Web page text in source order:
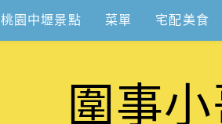
桃園中壢景點 菜單 宅配美食
圍事